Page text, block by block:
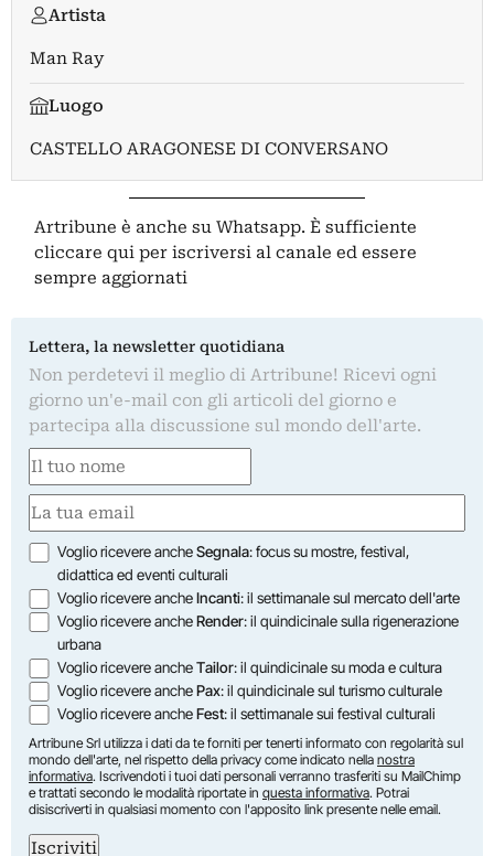
Artista
Man Ray
Luogo
CASTELLO ARAGONESE DI CONVERSANO
Artribune è anche su Whatsapp. È sufficiente
cliccare qui per iscriversi al canale ed essere
sempre aggiornati
Lettera, la newsletter quotidiana
Non perdetevi il meglio di Artribune! Ricevi ogni
giorno un'e-mail con gli articoli del giorno e
partecipa alla discussione sul mondo dell'arte.
Nome
Email (Obbligatorio)
Opzioni
Voglio ricevere ancheSegnala: focus su mostre, festival,
didattica ed eventi culturali
Voglio ricevere ancheIncanti: il settimanale sul mercato dell'arte
Voglio ricevere ancheRender: il quindicinale sulla rigenerazione
urbana
Voglio ricevere ancheTailor: il quindicinale su moda e cultura
Voglio ricevere anchePax: il quindicinale sul turismo culturale
Voglio ricevere ancheFest: il settimanale sui festival culturali
Artribune Srl utilizza i dati da te forniti per tenerti informato con regolarità sul
mondo dell'arte, nel rispetto della privacy come indicato nella nostra
informativa. Iscrivendoti i tuoi dati personali verranno trasferiti su MailChimp
e trattati secondo le modalità riportate in questa informativa. Potrai
disiscriverti in qualsiasi momento con l'apposito link presente nelle email.
Iscriviti